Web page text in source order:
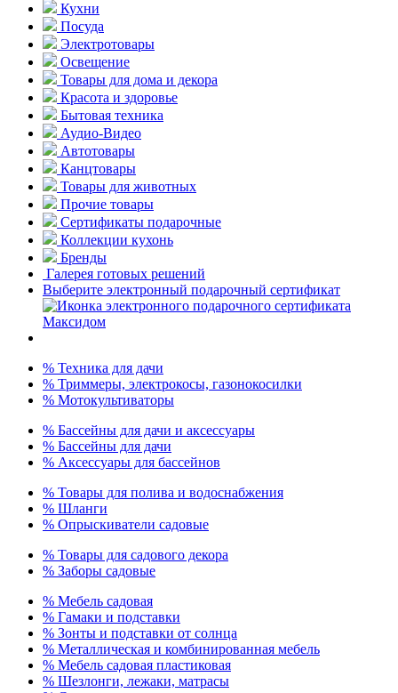
Кухни
Посуда
Электротовары
Освещение
Товары для дома и декора
Красота и здоровье
Бытовая техника
Аудио-Видео
Автотовары
Канцтовары
Товары для животных
Прочие товары
Сертификаты подарочные
Коллекции кухонь
Бренды
Галерея готовых решений
Выберите электронный подарочный сертификат
% Техника для дачи
% Триммеры, электрокосы, газонокосилки
% Мотокультиваторы
% Бассейны для дачи и аксессуары
% Бассейны для дачи
% Аксессуары для бассейнов
% Товары для полива и водоснабжения
% Шланги
% Опрыскиватели садовые
% Товары для садового декора
% Заборы садовые
% Мебель садовая
% Гамаки и подставки
% Зонты и подставки от солнца
% Металлическая и комбинированная мебель
% Мебель садовая пластиковая
% Шезлонги, лежаки, матрасы